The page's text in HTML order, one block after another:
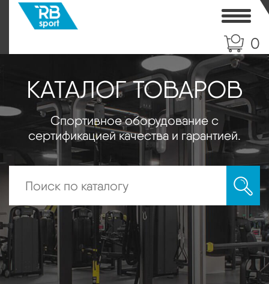
0
КАТАЛОГ ТОВАРОВ
Спортивное оборудование с
сертификацией качества и гарантией.